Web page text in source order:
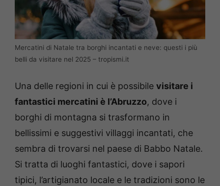
Mercatini di Natale tra borghi incantati e neve: questi i più
belli da visitare nel 2025 – tropismi.it
Una delle regioni in cui è possibile visitare i
fantastici mercatini è l’Abruzzo, dove i
borghi di montagna si trasformano in
bellissimi e suggestivi villaggi incantati, che
sembra di trovarsi nel paese di Babbo Natale.
Si tratta di luoghi fantastici, dove i sapori
tipici, l’artigianato locale e le tradizioni sono le